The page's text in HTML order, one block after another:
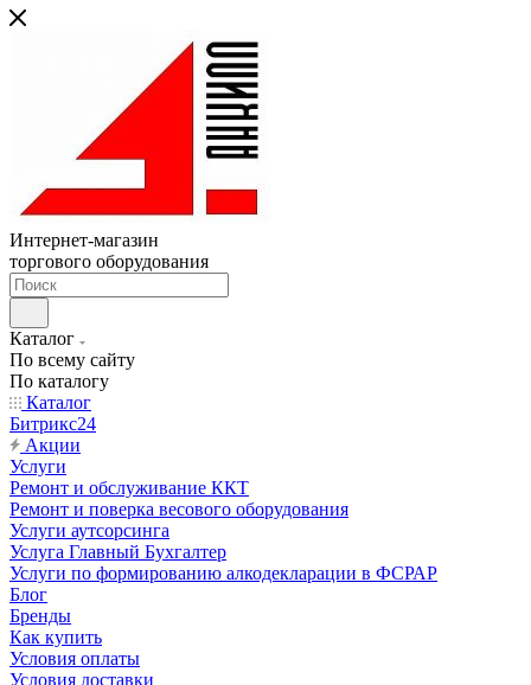
Интернет-магазин
торгового оборудования
Каталог
По всему сайту
По каталогу
Каталог
Битрикс24
Акции
Услуги
Ремонт и обслуживание ККТ
Ремонт и поверка весового оборудования
Услуги аутсорсинга
Услуга Главный Бухгалтер
Услуги по формированию алкодекларации в ФСРАР
Блог
Бренды
Как купить
Условия оплаты
Условия доставки